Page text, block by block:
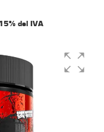
del IVA